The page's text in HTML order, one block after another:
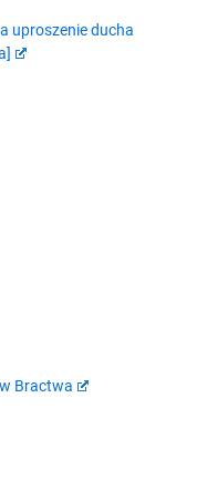
uproszenie ducha
Bractwa